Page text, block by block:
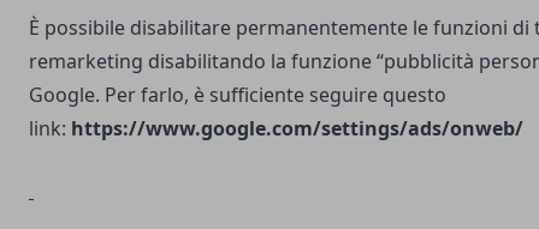
È possibile disabilitare permanentemente le funzioni di
remarketing disabilitando la funzione “pubblicità
Google. Per farlo, è sufficiente seguire questo
link: https://www.google.com/settings/ads/onweb/